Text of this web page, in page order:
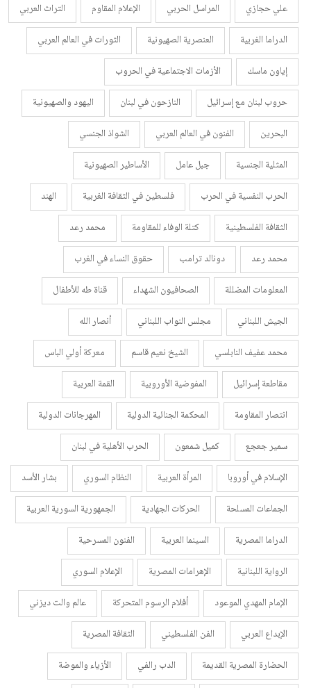
علي حجازي
المراسل الحربي الإعلام المقاوم
التراث العربي
الدراما الغربية
العنصرية الصهيونية
الثورات في العالم العربي
إياون ماسك
الأزمات الاجتماعية في الحروب
حروب لبنان مع إسرائيل
النازحون في لبنان
اليهود والصهيونية
البحرين
الفنون في العالم العربي
الشواذ الجنسي
المثلية الجنسية
جبل عامل
الأساطير الصهيونية
الحرب النفسية في الحرب
فلسطين في الثقافة الغربية
الهند
الثقافة الفلسطينية
كتلة الوفاء للمقاومة
محمد رعد
محمد رعد
دونالد ترامب
حقوق النساء في الغرب
المعلومات المضللة
الصحافيون الشهداء
قناة طه للأطفال
الجيش اللبناني
مجلس النواب اللبناني
أنصار الله
محمد عفيف النابلسي
الشيخ نعيم قاسم
معركة أولي الباس
مقاطعة إسرائيل
المفوضية الأوروبية
القمة العربية
انتصار المقاومة
المحكمة الجنائية الدولية
المهرجانات الدولية
سمير جعجع
كميل شمعون
الحرب الأهلية في لبنان
الإسلام في أوروبا
المرأة العربية النظام السوري
بشار الأسد
الجماعات المسلحة
الحركات الجهادية
الجمهورية السورية العربية
الدراما المصرية
السينما العربية
الفنون المسرحية
الرواية اللبنانية
الإهرامات المصرية
الإعلام السوري
الإمام المهدي الموعود
أفلام الرسوم المتحركة
عالم والت ديزني
الإبداع العربي
الفن الفلسطيني
الثقافة المصرية
الحضارة المصرية القديمة
الدب رالفي
الأزياء والموضة